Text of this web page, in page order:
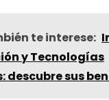
te interese:
y Tecnologías
descubre sus